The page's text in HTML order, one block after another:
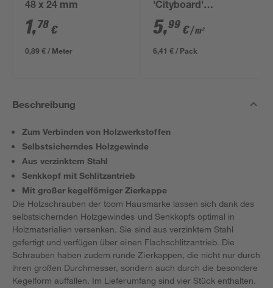
48 x 24 mm
1,78 €
0,89 € / Meter
'Cityboard'
ungeschliffen 1690 x
634 x 12 mm
5,99 €/ m²
6,41 € / Pack
Beschreibung
Zum Verbinden von Holzwerkstoffen
Selbstsicherndes Holzgewinde
Aus verzinktem Stahl
Senkkopf mit Schlitzantrieb
Mit großer kegelfömiger Zierkappe
Die Holzschrauben der toom Hausmarke lassen sich dank des
selbstsichernden Holzgewindes und Senkkopfs optimal in
Holzmaterialien versenken. Sie sind aus verzinktem Stahl
gefertigt und verfügen über einen Flachschlitzantrieb. Die
Schrauben haben zudem runde Zierkappen, die nicht nur durch
ihren großen Durchmesser, sondern auch durch die besondere
Kegelform auffallen. Im Lieferumfang sind vier Stück enthalten.